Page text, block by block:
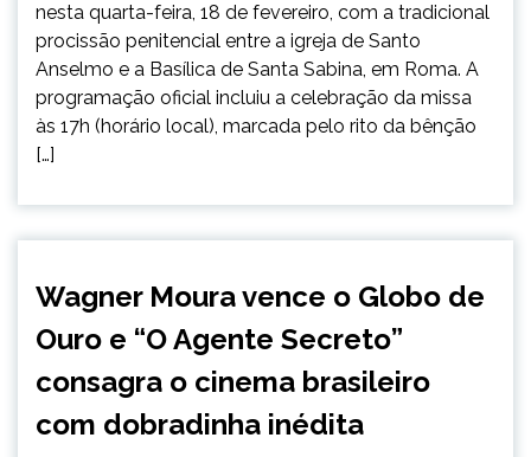
nesta quarta-feira, 18 de fevereiro, com a tradicional
procissão penitencial entre a igreja de Santo
Anselmo e a Basílica de Santa Sabina, em Roma. A
programação oficial incluiu a celebração da missa
às 17h (horário local), marcada pelo rito da bênção
[…]
ENTRETENIMENTO
INTERNACIONAL
Wagner Moura vence o Globo de
Ouro e “O Agente Secreto”
consagra o cinema brasileiro
com dobradinha inédita